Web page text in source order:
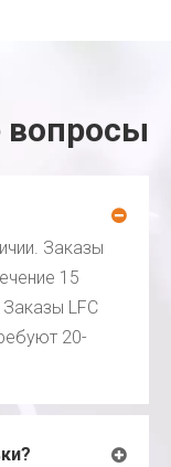
вопросы
Заказы
15
LFC
20-